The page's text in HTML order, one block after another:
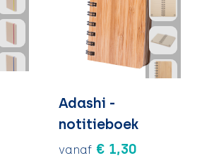
Adashi -
notitieboek
vanaf € 1,30